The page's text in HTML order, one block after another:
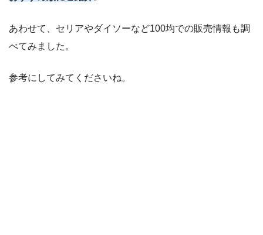
あわせて、セリアやダイソーなど100均での販売情報も調
べてみました。
参考にしてみてくださいね。